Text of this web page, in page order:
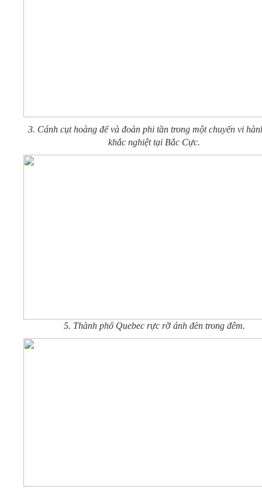
3. Cánh cụt hoàng đế và đoàn phi tần trong một chuyến vi
khắc nghiệt tại Bắc Cực.
5. Thành phố Quebec rực rỡ ánh đèn trong đêm.